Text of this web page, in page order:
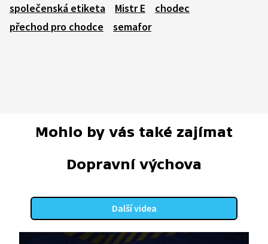
společenská etiketa
Mistr E
chodec
přechod pro chodce
semafor
Mohlo by vás také zajímat
Dopravní výchova
Další videa